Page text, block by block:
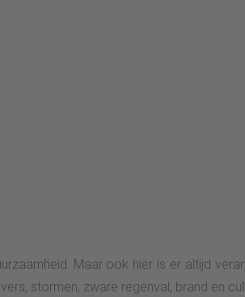
Maar ook hier is er altijd
stormen, zware regenval, brand en